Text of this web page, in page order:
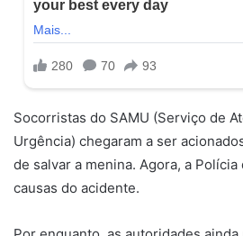
Socorristas do SAMU (Serviço de
Urgência) chegaram a ser
de salvar a menina. Agora, a
causas do acidente.